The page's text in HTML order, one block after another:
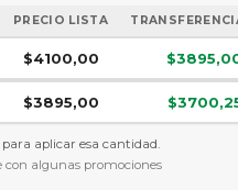
PRECIO LISTA
$4100,00
$3895,00
aplicar esa cantidad.
con algunas promociones